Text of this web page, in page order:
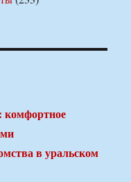
комфортное
в уральском